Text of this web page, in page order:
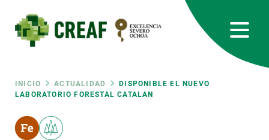
contenido
principal
Ruta
de
INICIO ACTUALIDAD
DISPONIBLE EL NUEVO
LABORATORIO FORESTAL CATALAN
RRSS
Featured
INTRANET